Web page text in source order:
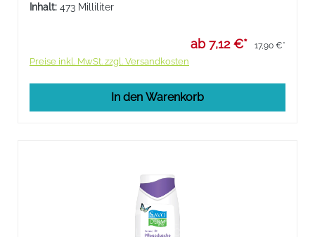
schäumende Formel.
Inhalt: 473 Milliliter
ab 7,12 €* 17,90 €*
Preise inkl. MwSt. zzgl. Versandkosten
In den Warenkorb